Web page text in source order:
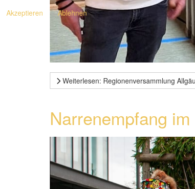
Weiterlesen: Regionenversammlung
Narrenempfang
Akzeptieren
Ablehnen